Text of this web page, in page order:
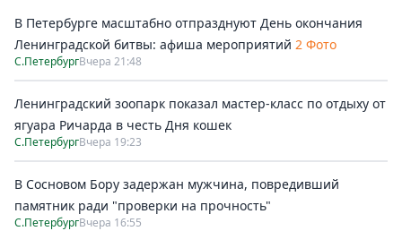
В Петербурге масштабно отпразднуют День окончания
Ленинградской битвы: афиша мероприятий 2 Фото
С.ПетербургВчера 21:48
Ленинградский зоопарк показал мастер-класс по отдыху от
ягуара Ричарда в честь Дня кошек
С.ПетербургВчера 19:23
В Сосновом Бору задержан мужчина, повредивший
памятник ради "проверки на прочность"
С.ПетербургВчера 16:55